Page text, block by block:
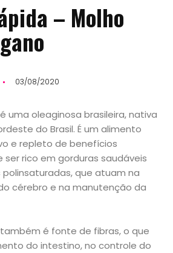
– Molho
03/08/2020
uma oleaginosa brasileira, nativa
do Brasil. É um alimento
e repleto de benefícios
ser rico em gorduras saudáveis
que atuam na
cérebro e na manutenção da
é fonte de fibras, o que
do intestino, no controle do